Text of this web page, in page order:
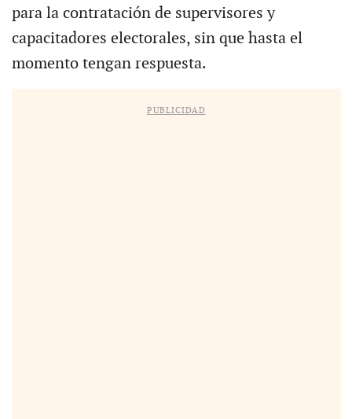
para la contratación de supervisores y
capacitadores electorales, sin que hasta el
momento tengan respuesta.
PUBLICIDAD